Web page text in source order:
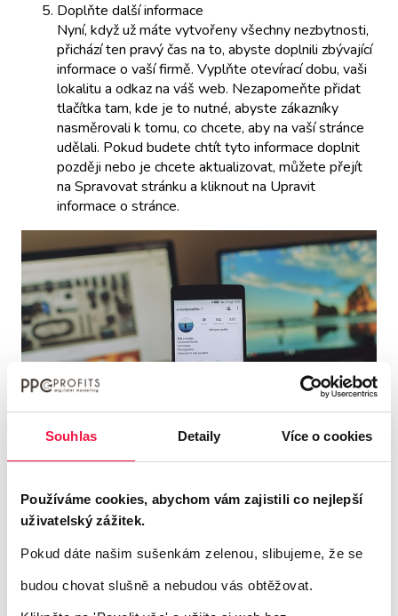
Souhlas Detaily Více o cookies
Používáme cookies, abychom vám zajistili co nejlepší
uživatelský zážitek.
Pokud dáte našim sušenkám zelenou, slibujeme, že se
budou chovat slušně a nebudou vás obtěžovat.
Doplňte další informace
Nyní, když už máte vytvořeny všechny nezbytnosti,
přichází ten pravý čas na to, abyste doplnili zbývající
informace o vaší firmě. Vyplňte otevírací dobu, vaši
lokalitu a odkaz na váš web. Nezapomeňte přidat
tlačítka tam, kde je to nutné, abyste zákazníky
nasměrovali k tomu, co chcete, aby na vaší stránce
udělali. Pokud budete chtít tyto informace doplnit
později nebo je chcete aktualizovat, můžete přejít
na Spravovat stránku a kliknout na Upravit
informace o stránce.
Vytvořením stránky to
nekončí